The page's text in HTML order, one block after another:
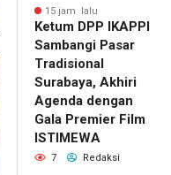
15 jam lalu
Ketum DPP IKAPPI
Sambangi Pasar
Tradisional
Surabaya, Akhiri
Agenda dengan
Gala Premier Film
ISTIMEWA
7 Redaksi